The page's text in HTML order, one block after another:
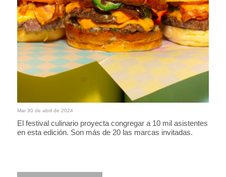
Mar 30 de abril de 2024
El festival culinario proyecta congregar a 10 mil asistentes
en esta edición. Son más de 20 las marcas invitadas.